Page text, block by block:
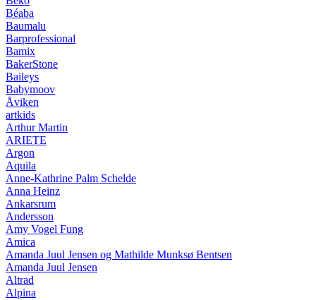
Béaba
Baumalu
Barprofessional
Bamix
BakerStone
Baileys
Babymoov
Åviken
artkids
Arthur Martin
ARIETE
Argon
Aquila
Anne-Kathrine Palm Schelde
Anna Heinz
Ankarsrum
Andersson
Amy Vogel Fung
Amica
Amanda Juul Jensen og Mathilde Munksø Bentsen
Amanda Juul Jensen
Altrad
Alpina